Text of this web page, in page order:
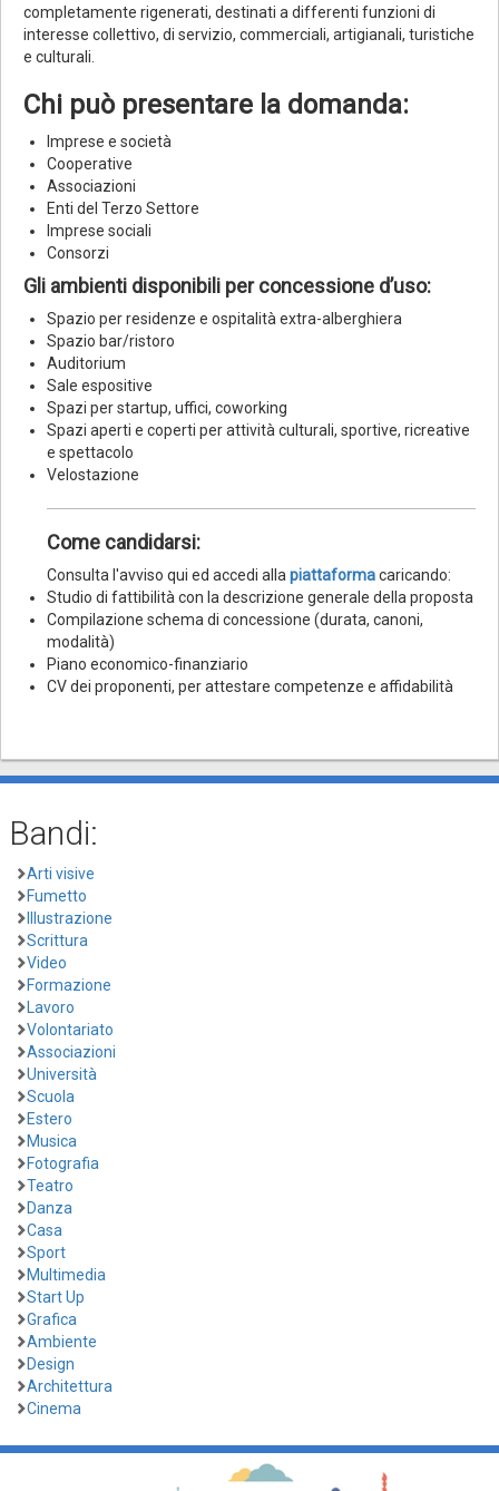
completamente rigenerati, destinati a differenti funzioni di
interesse collettivo, di servizio, commerciali, artigianali, turistiche
e culturali.
Chi può presentare la domanda:
Imprese e società
Cooperative
Associazioni
Enti del Terzo Settore
Imprese sociali
Consorzi
Gli ambienti disponibili per concessione d’uso:
Spazio per residenze e ospitalità extra-alberghiera
Spazio bar/ristoro
Auditorium
Sale espositive
Spazi per startup, uffici, coworking
Spazi aperti e coperti per attività culturali, sportive, ricreative
e spettacolo
Velostazione
Come candidarsi:
Consulta l'avviso qui ed accedi alla piattaformacaricando:
Studio di fattibilità con la descrizione generale della proposta
Compilazione schema di concessione (durata, canoni,
modalità)
Piano economico-finanziario
CV dei proponenti, per attestare competenze e affidabilità
Bandi:
Arti visive
Fumetto
Illustrazione
Scrittura
Video
Formazione
Lavoro
Volontariato
Associazioni
Università
Scuola
Estero
Musica
Fotografia
Teatro
Danza
Casa
Sport
Multimedia
Start Up
Grafica
Ambiente
Design
Architettura
Cinema